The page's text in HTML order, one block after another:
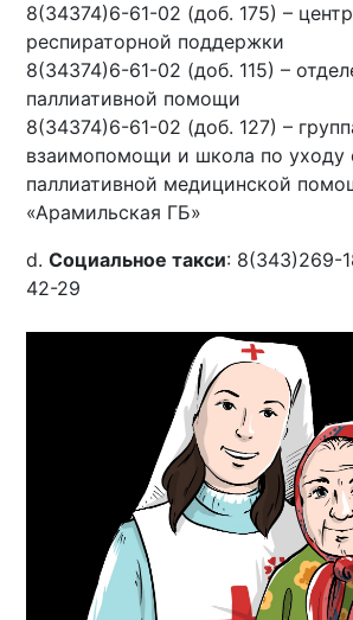
8(34374)6-61-02 (доб. 175) – центр
респираторной поддержки
8(34374)6-61-02 (доб. 115) –
паллиативной помощи
8(34374)6-61-02 (доб. 127) –
взаимопомощи и школа по уходу
паллиативной медицинской
«Арамильская ГБ»
d.Социальное такси: 8(343)269-
42-29